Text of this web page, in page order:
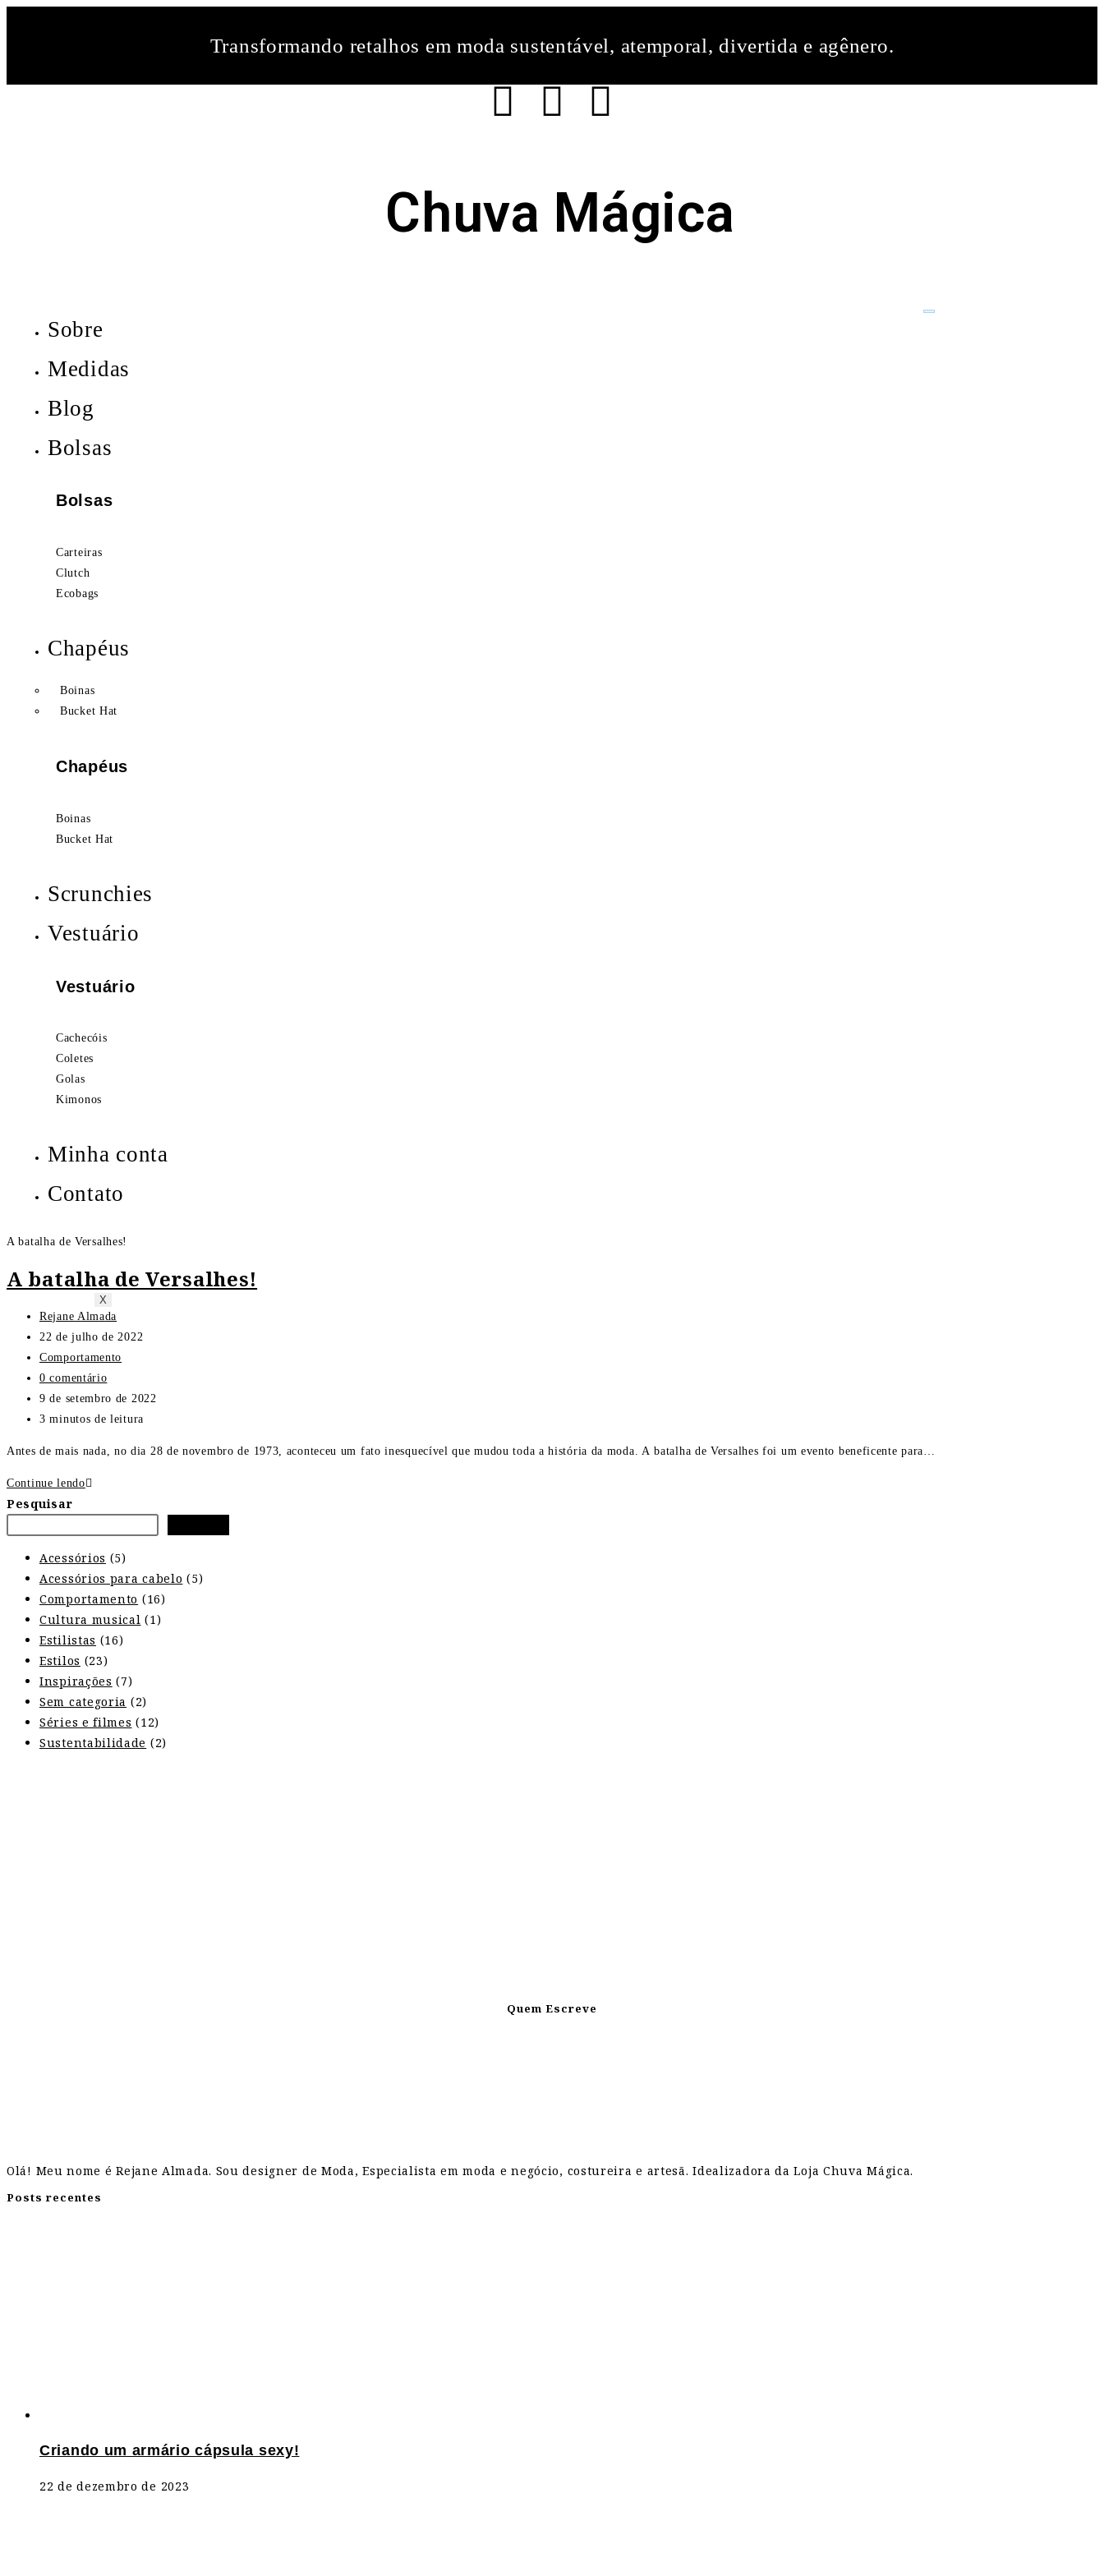
Transformando retalhos em moda sustentável, atemporal, divertida e agênero.
Chuva Mágica
Sobre
Medidas
Blog
Bolsas
Bolsas
Carteiras
Clutch
Ecobags
Chapéus
Boinas
Bucket Hat
Chapéus
Boinas
Bucket Hat
Scrunchies
Vestuário
Vestuário
Cachecóis
Coletes
Golas
Kimonos
Minha conta
Contato
X
A batalha de Versalhes!
A batalha de Versalhes!
Rejane Almada
22 de julho de 2022
Comportamento
0 comentário
9 de setembro de 2022
3 minutos de leitura
Antes de mais nada, no dia 28 de novembro de 1973, aconteceu um fato inesquecível que mudou toda a história da moda. A batalha de Versalhes foi um evento beneficente para…
Continue lendo
Pesquisar
Acessórios (5)
Acessórios para cabelo (5)
Comportamento (16)
Cultura musical (1)
Estilistas (16)
Estilos (23)
Inspirações (7)
Sem categoria (2)
Séries e filmes (12)
Sustentabilidade (2)
Quem Escreve
Olá! Meu nome é Rejane Almada. Sou designer de Moda, Especialista em moda e negócio, costureira e artesã. Idealizadora da Loja Chuva Mágica.
Posts recentes
Criando um armário cápsula sexy!
22 de dezembro de 2023